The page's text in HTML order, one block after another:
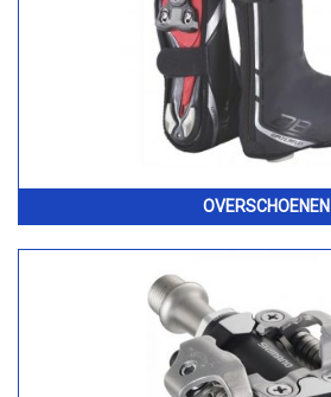
OVERSCHOENEN